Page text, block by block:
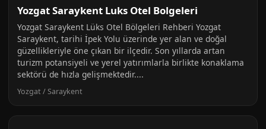
Yozgat Saraykent Luks Otel Bolgeleri
Yozgat Saraykent Lüks Otel Bölgeleri Rehberi Yozgat
Saraykent, tarihi İpek Yolu üzerinde yer alan ve doğal
güzellikleriyle öne çıkan bir ilçedir. Son yıllarda artan
turizm potansiyeli ve yerel yatırımlarla birlikte konaklama
sektörü de hızla gelişmektedir....
Yozgat / Saraykent